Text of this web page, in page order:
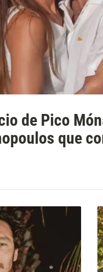
de Pico
que